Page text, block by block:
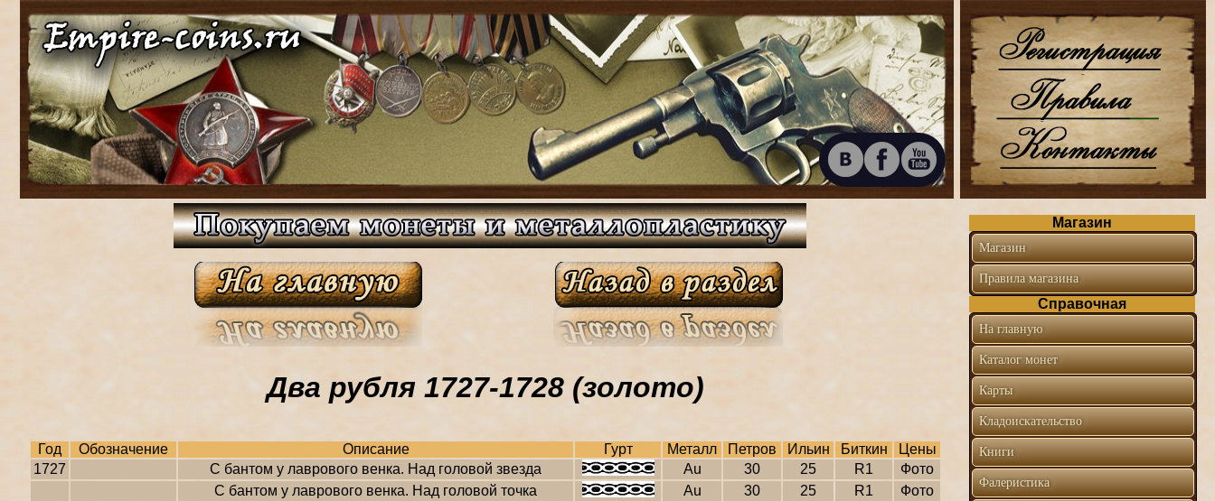
Два рубля 1727-1728 (золото)
Год Обозначение Описание Гурт Металл Петров Ильин Биткин
Цены
1727
С бантом у лаврового венка. Над головой звезда Au 30 25 R1
Фото
С бантом у лаврового венка. Над головой точка
Au 30 25 R1
Фото
Магазин
Магазин
Правила магазина
Справочная
На главную
Каталог монет
Карты
Кладоискательство
Книги
Фалеристика